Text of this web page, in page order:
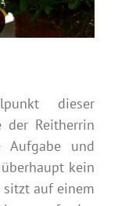
dieser
der Reitherrin
Aufgabe und
kein
sitzt auf einem